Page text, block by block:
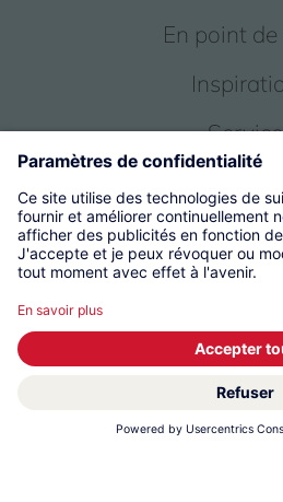
En point
Service
© 2026 KWC Group
Conditions générales
Protection des